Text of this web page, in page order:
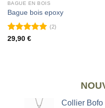
BAGUE EN BOIS
Bague bois epoxy
Note 5sur
(2)
29,90 €
Collier Bofo